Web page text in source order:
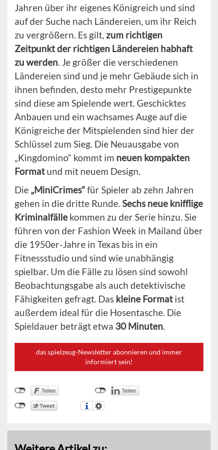
Jahren über ihr eigenes Königreich und sind
auf der Suche nach Ländereien, um ihr Reich
zu vergrößern. Es gilt, zum richtigen
Zeitpunkt der richtigen Ländereien habhaft
zu werden . Je größer die verschiedenen
Ländereien sind und je mehr Gebäude sich in
ihnen befinden, desto mehr Prestigepunkte
sind diese am Spielende wert. Geschicktes
Anbauen und ein wachsames Auge auf die
Königreiche der Mitspielenden sind hier der
Schlüssel zum Sieg. Die Neuausgabe von
„Kingdomino“ kommt im neuen kompakten
Formatund mit neuem Design.
Die „MiniCrimes“für Spieler ab zehn Jahren
gehen in die dritte Runde. Sechs neue knifflige
Kriminalfälle kommen zu der Serie hinzu. Sie
führen von der Fashion Week in Mailand über
die 1950er-Jahre in Texas bis in ein
Fitnessstudio und sind wie unabhängig
spielbar. Um die Fälle zu lösen sind sowohl
Beobachtungsgabe als auch detektivische
Fähigkeiten gefragt. Das kleine Formatist
außerdem ideal für die Hosentasche. Die
Spieldauer beträgt etwa 30 Minuten
das spielzeug-Newsletter abonnieren und immer
informiert sein!